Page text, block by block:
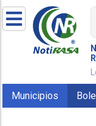
Municipios